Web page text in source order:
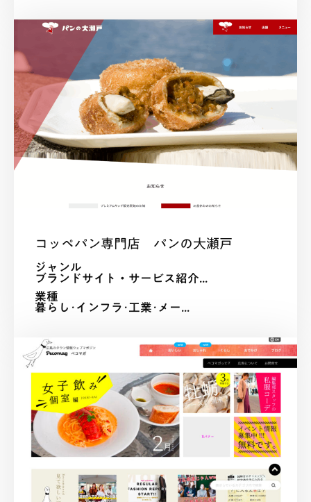
コッペパン専門店 パンの大瀬戸
ジャンル
ブランドサイト・サービス紹介...
業種
暮らし･インフラ･工業･メー...